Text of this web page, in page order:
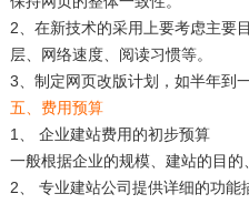
2、在新技术的采用上要考虑主要
层、网络速度、阅读习惯等。
3、制定网页改版计划，如半年到
五、费用预算
1、 企业建站费用的初步预算
一般根据企业的规模、建站的目的
2、 专业建站公司提供详细的功能